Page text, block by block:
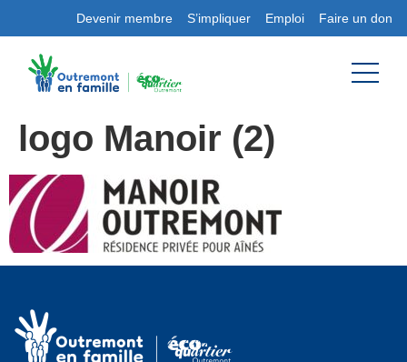
Devenir membre S’impliquer Emploi Faire un don
logo Manoir (2)